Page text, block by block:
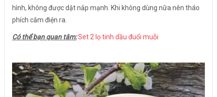
hình, không được dật nắp mạnh. Khi không dùng nữa nên tháo
phích cắm điện ra.
Có thể bạn quan tâm:Set 2 lọ tinh dầu đuổi muỗi